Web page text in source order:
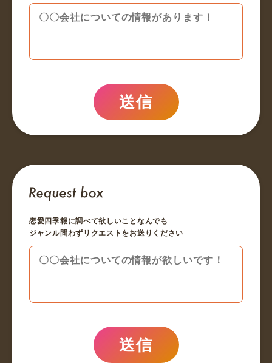
送信
恋愛四季報に調べて欲しいことなんでも
ジャンル問わずリクエストをお送りください
送信